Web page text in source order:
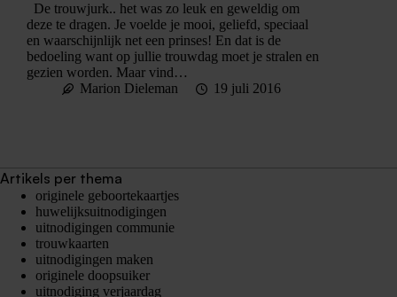
De trouwjurk.. het was zo leuk en geweldig om
deze te dragen. Je voelde je mooi, geliefd, speciaal
en waarschijnlijk net een prinses! En dat is de
bedoeling want op jullie trouwdag moet je stralen en
gezien worden. Maar vind…
Marion Dieleman
19 juli 2016
Artikels per thema
originele geboortekaartjes
huwelijksuitnodigingen
uitnodigingen communie
trouwkaarten
uitnodigingen maken
originele doopsuiker
uitnodiging verjaardag